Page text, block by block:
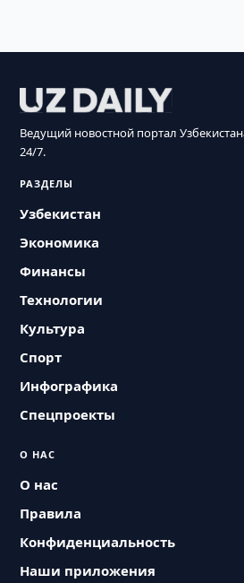
Ведущий новостной портал
24/7.
РАЗДЕЛЫ
Узбекистан
Экономика
Финансы
Технологии
Культура
Спорт
Инфографика
Спецпроекты
О НАС
О нас
Правила
Конфиденциальность
Наши приложения